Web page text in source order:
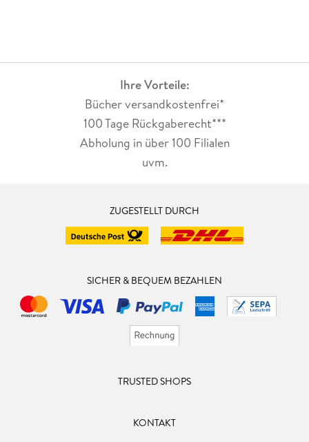
Ihre Vorteile:
Bücher versandkostenfrei*
100 Tage Rückgaberecht***
Abholung in über 100 Filialen
uvm.
ZUGESTELLT DURCH
SICHER & BEQUEM BEZAHLEN
TRUSTED SHOPS
KONTAKT